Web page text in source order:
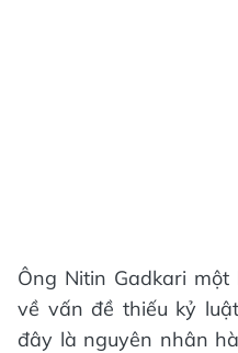
Ông Nitin Gadkari
về vấn đề thiếu kỷ
đây là nguyên nhân